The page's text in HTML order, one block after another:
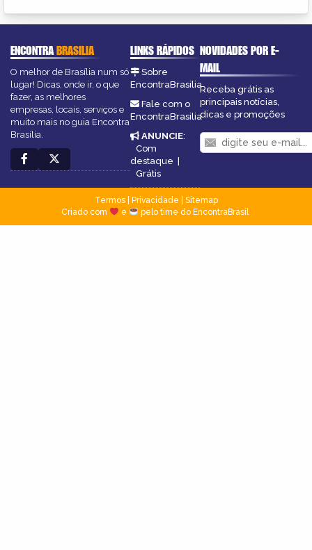
ENCONTRABRASILIA
O melhor de Brasília num só
lugar! Dicas, onde ir, o que
fazer, as melhores
empresas, locais, serviços e
muito mais no guia Encontra
Brasília.
LINKS RÁPIDOS
Sobre
EncontraBrasilia
Fale com o
EncontraBrasilia
ANUNCIE:
Com
destaque |
Grátis
NOVIDADES POR E-
MAIL
Receba grátis as
principais notícias,
dicas e promoções
Termos| Privacidade
Sitemap
Criado com
e pelo time do EncontraBrasil